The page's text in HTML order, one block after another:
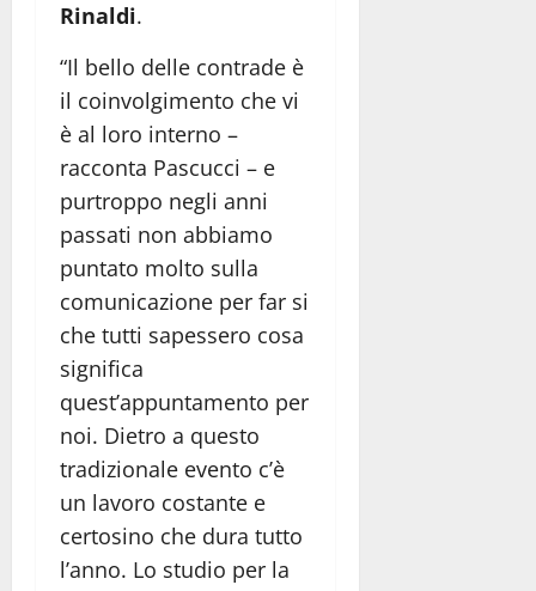
Rinaldi.
“Il bello delle contrade è
il coinvolgimento che vi
è al loro interno –
racconta Pascucci – e
purtroppo negli anni
passati non abbiamo
puntato molto sulla
comunicazione per far si
che tutti sapessero cosa
significa
quest’appuntamento per
noi. Dietro a questo
tradizionale evento c’è
un lavoro costante e
certosino che dura tutto
l’anno. Lo studio per la